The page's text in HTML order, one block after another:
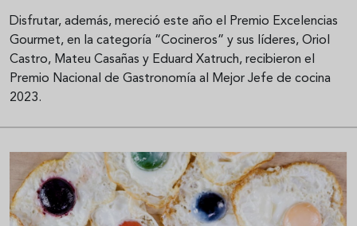
Disfrutar, además, mereció este año el Premio Excelencias
Gourmet, en la categoría “Cocineros” y sus líderes, Oriol
Castro, Mateu Casañas y Eduard Xatruch, recibieron el
Premio Nacional de Gastronomía al Mejor Jefe de cocina
2023.